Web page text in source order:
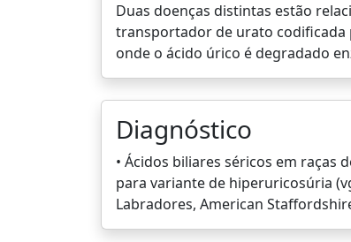
Duas doenças distintas estão
transportador de urato codificada
onde o ácido úrico é degradado
Diagnóstico
• Ácidos biliares séricos em raças
para variante de hiperuricosúria
Labradores, American